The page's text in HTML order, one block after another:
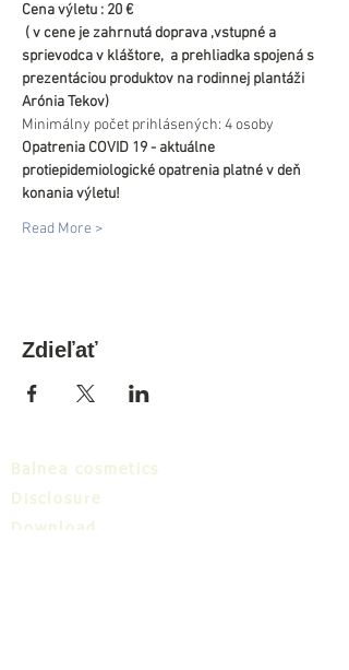
Cena výletu : 20 €
( v cene je zahrnutá doprava ,vstupné a
sprievodca v kláštore,  a prehliadka spojená s
prezentáciou produktov na rodinnej plantáži
Arónia Tekov)
Minimálny počet prihlásených: 4 osoby
Opatrenia COVID 19 - aktuálne
protiepidemiologické opatrenia platné v deň
konania výletu!
Read More >
Zdieľať
Balnea cosmetics
Disclosure
Download